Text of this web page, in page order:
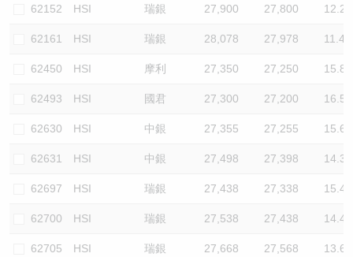
62152 HSI 瑞銀 27,900 27,800 12.2
62161 HSI 瑞銀 28,078 27,978 11.4
62450 HSI 摩利 27,350 27,250 15.8
62493 HSI 國君 27,300 27,200 16.5
62630 HSI 中銀 27,355 27,255 15.6
62631 HSI 中銀 27,498 27,398 14.3
62697 HSI 瑞銀 27,438 27,338 15.4
62700 HSI 瑞銀 27,538 27,438 14.4
62705 HSI 瑞銀 27,668 27,568 13.6